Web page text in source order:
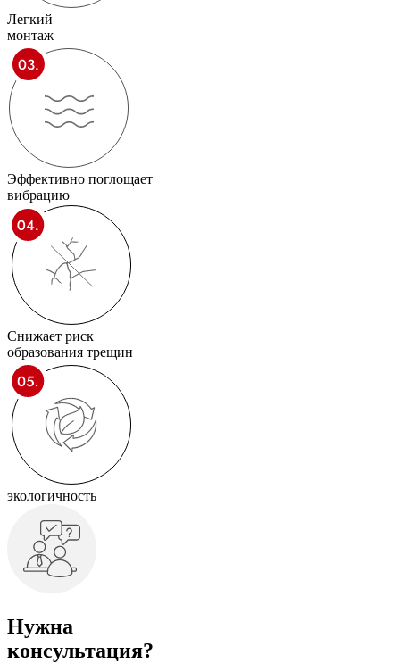
Легкий
монтаж
Эффективно поглощает
вибрацию
Снижает риск
образования трещин
экологичность
Нужна
консультация?